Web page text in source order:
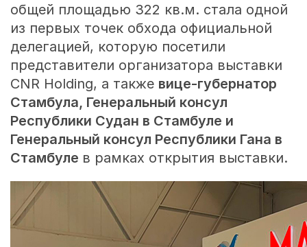
общей площадью 322 кв.м. стала одной
из первых точек обхода официальной
делегацией, которую посетили
представители организатора выставки
CNR Holding, а также вице-губернатор
Стамбула, Генеральный консул
Республики Судан в Стамбуле и
Генеральный консул Республики Гана в
Стамбуле в рамках открытия выставки.